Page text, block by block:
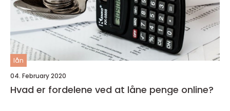
lån
04. February 2020
Hvad er fordelene ved at låne penge online?